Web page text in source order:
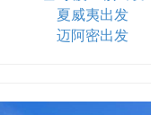
夏威夷出发
迈阿密出发